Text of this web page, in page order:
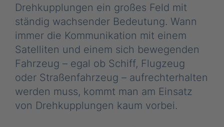
Drehkupplungen ein großes Feld mit
ständig wachsender Bedeutung. Wann
immer die Kommunikation mit einem
Satelliten und einem sich bewegenden
Fahrzeug – egal ob Schiff, Flugzeug
oder Straßenfahrzeug – aufrechterhalten
werden muss, kommt man am Einsatz
von Drehkupplungen kaum vorbei.